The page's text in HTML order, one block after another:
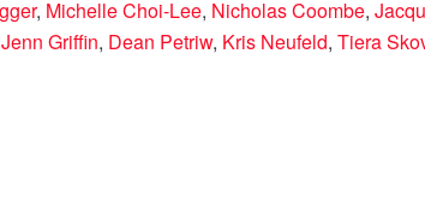
, Michelle Choi-Lee, Nicholas Coombe,
Jenn Griffin, Dean Petriw, Kris Neufeld, Tiera